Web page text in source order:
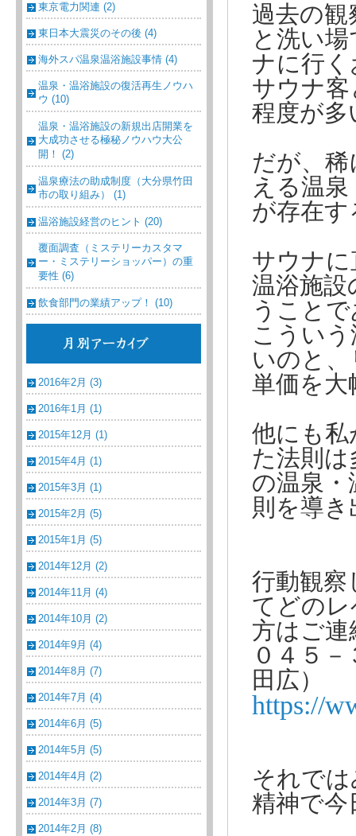
東京電力関連 (2)
東日本大震災のその後 (4)
海外スパ温泉温浴施設事情 (4)
温泉・温浴施設の復活再生ノウハ
ウ (10)
温泉・温浴施設の新規出店開業を
大成功させる極秘ノウハウ大公
開！ (2)
温泉療法の助成制度（大分県竹田
市の取り組み） (1)
温浴施設経営のヒント (20)
覆面調査（ミステリーカスタマ
ー・ミステリーショッパー）の重
要性 (6)
飲食部門の業績アップ！ (10)
2016年2月 (3)
2016年1月 (1)
2015年12月 (1)
2015年4月 (1)
2015年3月 (1)
2015年2月 (5)
2015年1月 (5)
2014年12月 (2)
2014年11月 (4)
2014年10月 (2)
2014年9月 (4)
2014年8月 (7)
2014年7月 (4)
2014年6月 (5)
2014年5月 (5)
2014年4月 (2)
2014年3月 (7)
2014年2月 (8)
過去の
と洗い
ナに行
サウナ
程度が多
だが、
える温
が存在す
サウナ
温浴施設
うこと
こうい
いのと
単価を大
他にも私
た法則
の温泉・
則を導
行動観察
てどの
方はご
０４５
田広）
https://
それで
精神で今